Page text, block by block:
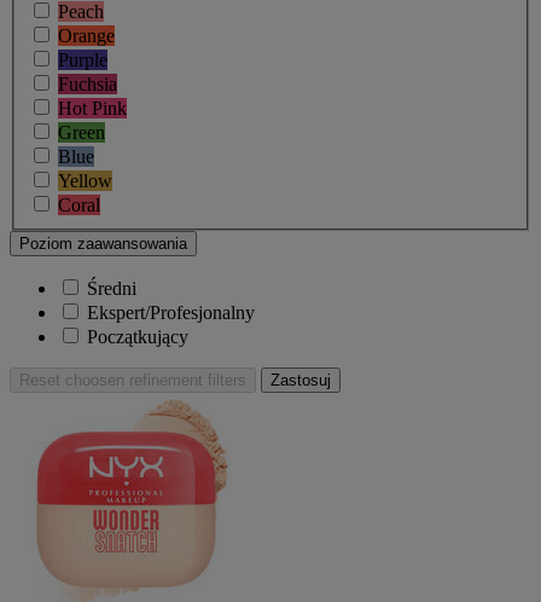
Peach
Orange
Purple
Fuchsia
Hot Pink
Green
Blue
Yellow
Coral
Poziom zaawansowania
Średni
Ekspert/Profesjonalny
Początkujący
Reset choosen refinement filters Zastosuj